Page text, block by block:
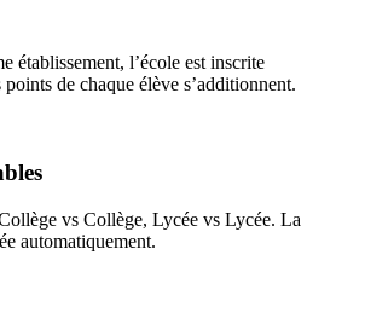
établissement, l’école est inscrite
de chaque élève s’additionnent.
vs Collège, Lycée vs Lycée. La
automatiquement.